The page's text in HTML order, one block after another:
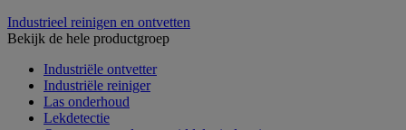
Industrieel reinigen en ontvetten
Bekijk de hele productgroep
Industriële ontvetter
Industriële reiniger
Las onderhoud
Lekdetectie